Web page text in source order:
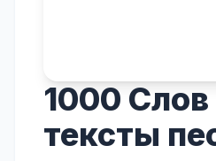
1000 Слов
тексты